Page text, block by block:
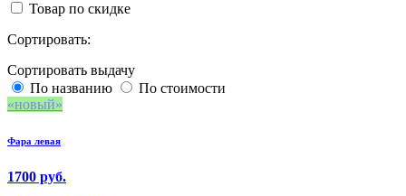
Товар по скидке
Сортировать:
Сортировать выдачу
По названию
По стоимости
новый
Фара левая
1700 руб.